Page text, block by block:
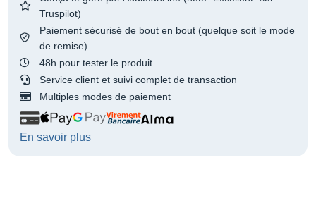
Truspilot)
Paiement sécurisé de bout en bout (quelque soit le mode
de remise)
48h pour tester le produit
Service client et suivi complet de transaction
Multiples modes de paiement
En savoir plus